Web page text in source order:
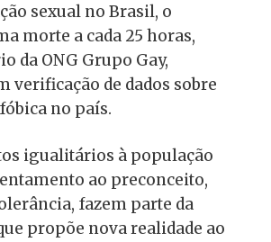
sexual no Brasil, o
morte a cada 25 horas,
da ONG Grupo Gay,
verificação de dados sobre
no país.
igualitários à população
ao preconceito,
fazem parte da
propõe nova realidade ao